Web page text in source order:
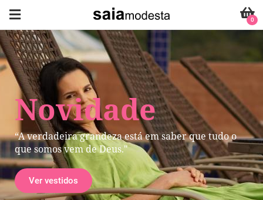
Novidade
“A verdadeira grandeza está em saber que tudo o
que somos vem de Deus."
Ver vestidos
0